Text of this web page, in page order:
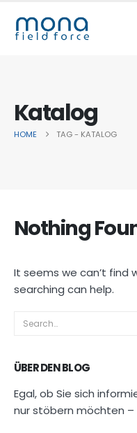
Katalog
HOME TAG - KATALOG
Nothing
It seems we can’t find
searching can help.
ÜBER DEN BLOG
Egal, ob Sie sich
nur stöbern möchten –